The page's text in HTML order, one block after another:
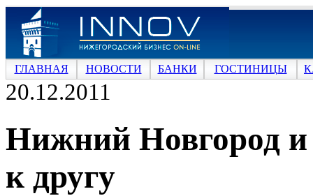
ГЛАВНАЯ НОВОСТИ БАНКИ ГОСТИНИЦЫ
20.12.2011
Нижний Новгород и
к другу